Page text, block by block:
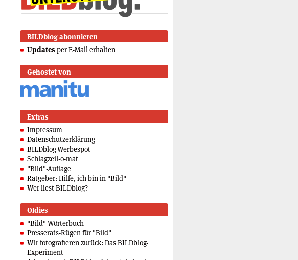
BILDblog abonnieren
Updates per E-Mail erhalten
Gehostet von
Extras
Impressum
Datenschutzerklärung
BILDblog-Werbespot
Schlagzeil-o-mat
"Bild"-Auflage
Ratgeber: Hilfe, ich bin in "Bild"
Wer liest BILDblog?
Oldies
"Bild"-Wörterbuch
Presserats-Rügen für "Bild"
Wir fotografieren zurück: Das BILDblog-
Experiment